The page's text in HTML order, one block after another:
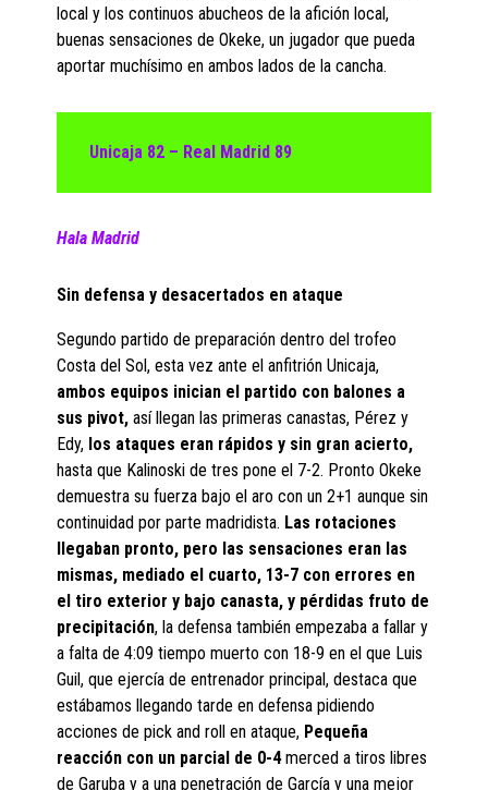
local y los continuos abucheos de la afición local,
buenas sensaciones de Okeke, un jugador que pueda
aportar muchísimo en ambos lados de la cancha.
Unicaja 82 – Real Madrid 89
Hala Madrid
Sin defensa y desacertados en ataque
Segundo partido de preparación dentro del trofeo
Costa del Sol, esta vez ante el anfitrión Unicaja,
ambos equipos inician el partido con balones a
sus pivot, así llegan las primeras canastas, Pérez y
Edy, los ataques eran rápidos y sin gran acierto,
hasta que Kalinoski de tres pone el 7-2. Pronto Okeke
demuestra su fuerza bajo el aro con un 2+1 aunque sin
continuidad por parte madridista. Las rotaciones
llegaban pronto, pero las sensaciones eran las
mismas, mediado el cuarto, 13-7 con errores en
el tiro exterior y bajo canasta, y pérdidas fruto de
precipitación, la defensa también empezaba a fallar y
a falta de 4:09 tiempo muerto con 18-9 en el que Luis
Guil, que ejercía de entrenador principal, destaca que
estábamos llegando tarde en defensa pidiendo
acciones de pick and roll en ataque, Pequeña
reacción con un parcial de 0-4merced a tiros libres
de Garuba y a una penetración de García y una mejor